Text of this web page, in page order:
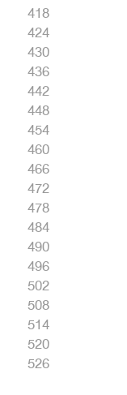
418
424
430
436
442
448
454
460
466
472
478
484
490
496
502
508
514
520
526